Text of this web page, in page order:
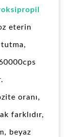
eterin
oranı,
farklıdır,
beyaz